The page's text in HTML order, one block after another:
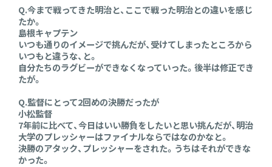
Q.今まで戦ってきた明治と、ここで戦った明治との違いを感じ
たか。
島根キャプテン
いつも通りのイメージで挑んだが、受けてしまったところから
いつもと違うな、と。
自分たちのラグビーができなくなっていった。後半は修正でき
たが。
Q.監督にとって2回めの決勝だったが
小松監督
7年前に比べて、今日はいい勝負をしたいと思い挑んだが、明治
大学のプレッシャーはファイナルならではなのかなと。
決勝のアタック、プレッシャーをされた。うちはそれができな
かった。